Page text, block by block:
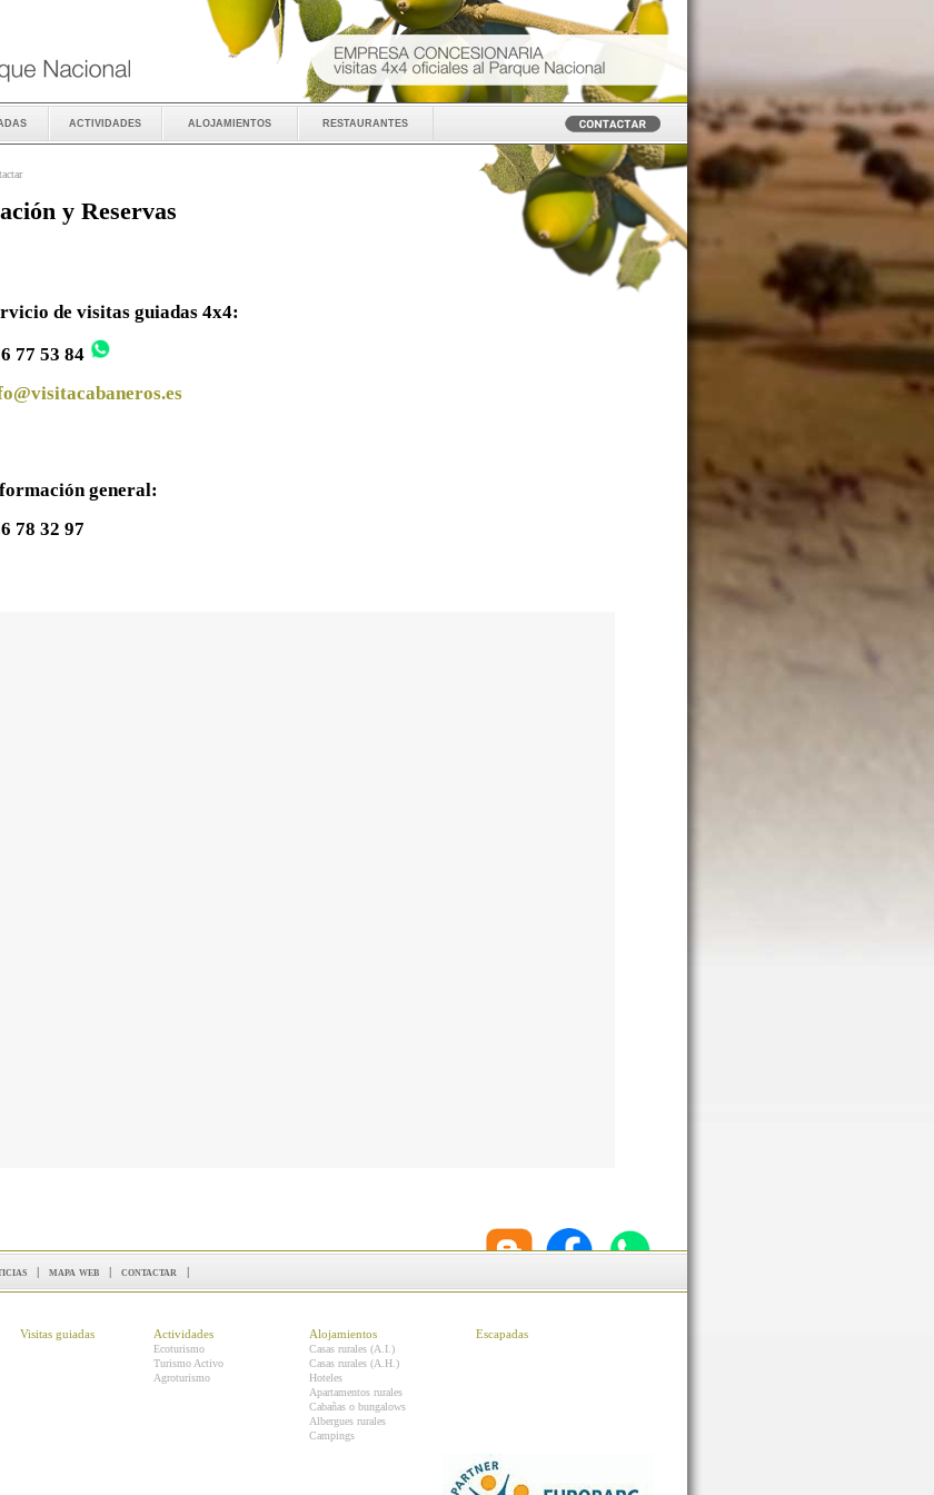
actividades alojamientos restaurantes
y Reservas
de visitas guiadas 4x4:
77 53 84
general:
78 32 97
| mapa web | contactar |
Visitas guiadas Actividades
Ecoturismo
Turismo Activo
Agroturismo
Alojamientos
Casas rurales (A.I.)
Casas rurales (A.H.)
Hoteles
Apartamentos rurales
Cabañas o bungalows
Albergues rurales
Campings
Escapadas